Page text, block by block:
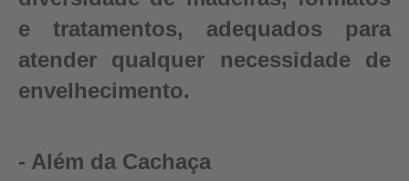
e tratamentos, adequados para
atender qualquer necessidade de
envelhecimento.
- Além da Cachaça